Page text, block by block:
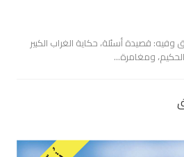
زورق وفيه: قصيدة أسئلة، حكاية الغراب الكبير
ومغامرة…